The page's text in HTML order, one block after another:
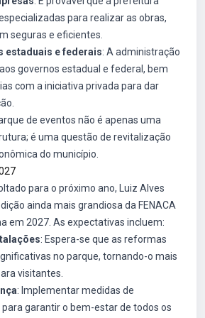
para realizar as obras,
seguras e eficientes.
estaduais e federais: A administração
governos estadual e federal, bem
com a iniciativa privada para dar
de eventos não é apenas uma
é uma questão de revitalização
do município.
para o próximo ano, Luiz Alves
ainda mais grandiosa da FENACA
em 2027. As expectativas incluem:
: Espera-se que as reformas
no parque, tornando-o mais
visitantes.
: Implementar medidas de
garantir o bem-estar de todos os